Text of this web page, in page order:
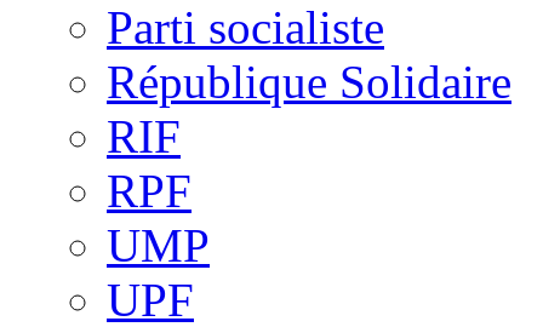
Parti socialiste
République Solidaire
RIF
RPF
UMP
UPF